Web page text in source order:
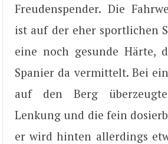
Freudenspender. Die
ist auf der eher sportlichen
eine noch gesunde Härte,
Spanier da vermittelt. Bei
auf den Berg
Lenkung und die fein
er wird hinten allerdings